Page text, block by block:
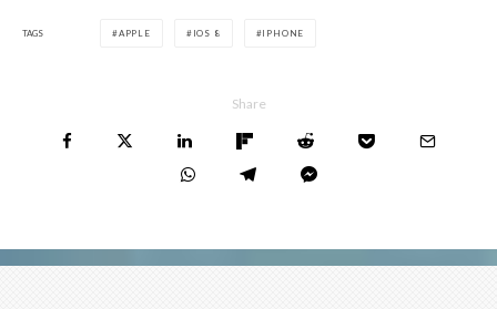
TAGS APPLE IOS 8 IPHONE
Share